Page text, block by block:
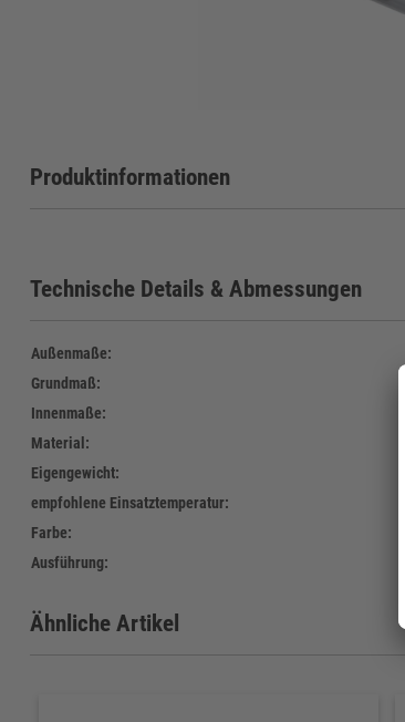
Produktinformationen
Technische Details & Abmessungen
Außenmaße:
Grundmaß:
Innenmaße:
Material:
Eigengewicht:
empfohlene Einsatztemperatur:
Farbe:
Ausführung:
Ähnliche Artikel